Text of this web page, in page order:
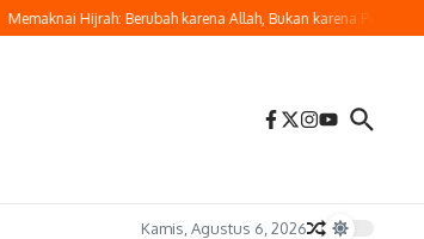
Memaknai Hijrah: Berubah karena Allah, Bukan karena Penilaian
Kamis, Agustus 6, 2026